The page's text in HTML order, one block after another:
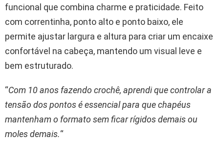
funcional que combina charme e praticidade. Feito
com correntinha, ponto alto e ponto baixo, ele
permite ajustar largura e altura para criar um encaixe
confortável na cabeça, mantendo um visual leve e
bem estruturado.
“Com 10 anos fazendo crochê, aprendi que controlar a
tensão dos pontos é essencial para que chapéus
mantenham o formato sem ficar rígidos demais ou
moles demais.“